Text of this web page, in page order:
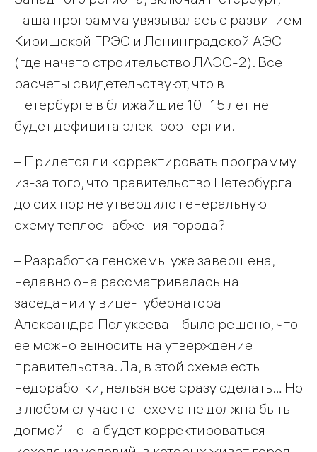
наша программа увязывалась с развитием
Киришской ГРЭС и Ленинградской АЭС
(где начато строительство ЛАЭС-2). Все
расчеты свидетельствуют, что в
Петербурге в ближайшие 10−15 лет не
будет дефицита электроэнергии.
– Придется ли корректировать программу
из-за того, что правительство Петербурга
до сих пор не утвердило генеральную
схему теплоснабжения города?
– Разработка генсхемы уже завершена,
недавно она рассматривалась на
заседании у вице-губернатора
Александра Полукеева – было решено, что
ее можно выносить на утверждение
правительства. Да, в этой схеме есть
недоработки, нельзя все сразу сделать… Но
в любом случае генсхема не должна быть
догмой – она будет корректироваться